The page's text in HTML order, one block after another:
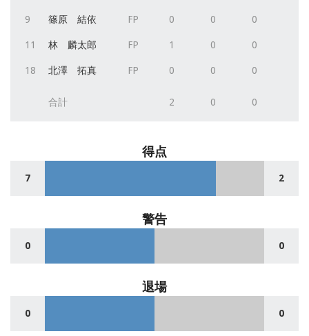
9 篠原 結依 FP 0 0 0
11 林 麟太郎 FP 1 0 0
18 北澤 拓真 FP 0 0 0
合計 2 0 0
得点
7 2
警告
0 0
退場
0 0